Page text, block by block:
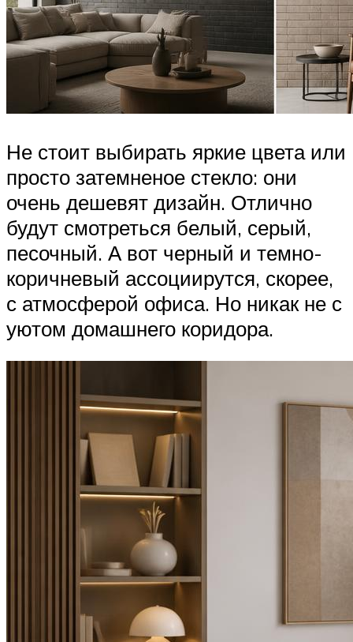
Не стоит выбирать яркие цвета или
просто затемненое стекло: они
очень дешевят дизайн. Отлично
будут смотреться белый, серый,
песочный. А вот черный и темно-
коричневый ассоциирутся, скорее,
с атмосферой офиса. Но никак не с
уютом домашнего коридора.